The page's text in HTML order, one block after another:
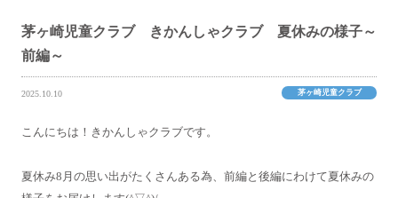
茅ヶ崎児童クラブ きかんしゃクラブ 夏休みの様子～
前編～
2025.10.10 茅ヶ崎児童クラブ
こんにちは！きかんしゃクラブです。
夏休み8月の思い出がたくさんある為、前編と後編にわけて夏休みの